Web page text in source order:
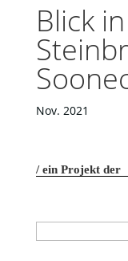
Blick
Nov. 2021
ein Projekt der